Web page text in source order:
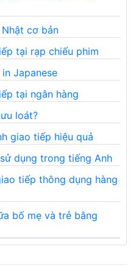
cơ bản
tại rạp chiếu phim
Japanese
tại ngân hàng
loát?
giao tiếp hiệu quả
dụng trong tiếng Anh
tiếp thông dụng hàng
bố mẹ và trẻ bằng